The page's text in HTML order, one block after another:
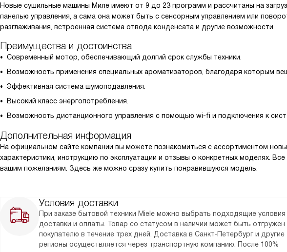
Новые сушильные машины Миле имеют от 9 до 23 программ и рассчитаны на
панелью управления, а сама она может быть с сенсорным управлением или
разглаживания, встроенная система отвода конденсата и другие возможности.
Преимущества и достоинства
Современный мотор, обеспечивающий долгий срок службы техники.
Возможность применения специальных ароматизаторов, благодаря которым
Эффективная система шумоподавления.
Высокий класс энергопотребления.
Возможность дистанционного управления с помощью wi-fi и подключения к
Дополнительная информация
На официальном сайте компании вы можете познакомиться с ассортиментом
характеристики, инструкцию по эксплуатации и отзывы о конкретных моделях.
вашим пожеланиям. Здесь же можно сразу купить понравившуюся модель.
Условия доставки
При заказе бытовой техники Miele можно выбрать подходящие условия
доставки и оплаты. Товар со статусом в наличии может быть отгружен
покупателю в течение трех дней. Доставка в Санкт-Петербург и другие
регионы осуществляется через транспортную компанию. После 100%